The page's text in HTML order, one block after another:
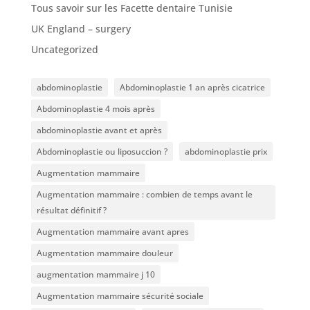
Tous savoir sur les Facette dentaire Tunisie
UK England – surgery
Uncategorized
abdominoplastie
Abdominoplastie 1 an après cicatrice
Abdominoplastie 4 mois après
abdominoplastie avant et après
Abdominoplastie ou liposuccion ?
abdominoplastie prix
Augmentation mammaire
Augmentation mammaire : combien de temps avant le
résultat définitif ?
Augmentation mammaire avant apres
Augmentation mammaire douleur
augmentation mammaire j 10
Augmentation mammaire sécurité sociale